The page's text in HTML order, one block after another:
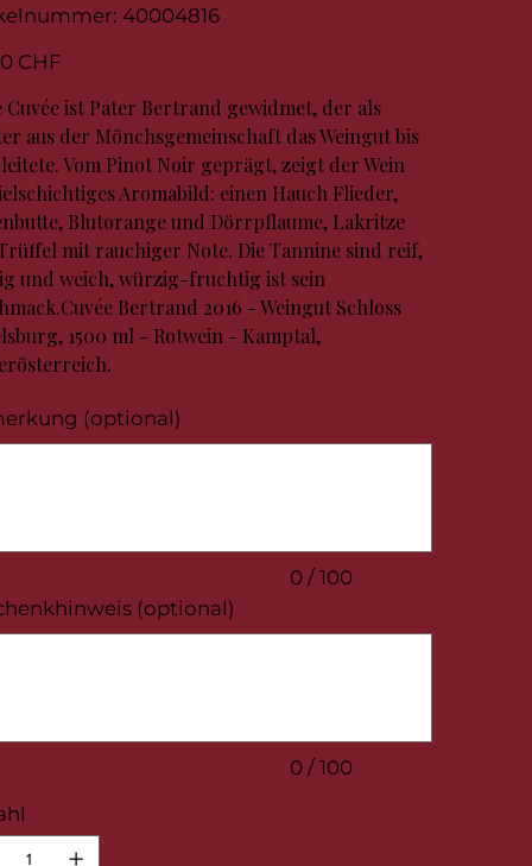
Artikelnummer:
40004816
40004816
CHF
Cuvée ist Pater Bertrand gewidmet, der als
aus der Mönchsgemeinschaft das Weingut bis
leitete. Vom Pinot Noir geprägt, zeigt der Wein
Aromabild: einen Hauch Flieder,
Blutorange und Dörrpflaume, Lakritze
mit rauchiger Note. Die Tannine sind reif,
und weich, würzig-fruchtig ist sein
Bertrand 2016 - Weingut Schloss
1500 ml - Rotwein - Kamptal,
(optional)
0 / 100
(optional)
0 / 100